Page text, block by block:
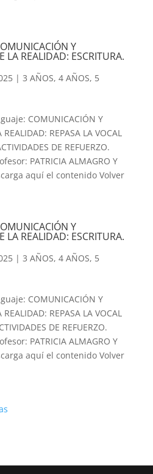
Y
LA REALIDAD: ESCRITURA.
| 3 AÑOS, 4 AÑOS, 5
COMUNICACIÓN Y
REPASA LA VOCAL
DE REFUERZO.
PATRICIA ALMAGRO Y
aquí el contenido Volver
Y
LA REALIDAD: ESCRITURA.
| 3 AÑOS, 4 AÑOS, 5
COMUNICACIÓN Y
REPASA LA VOCAL
DE REFUERZO.
PATRICIA ALMAGRO Y
aquí el contenido Volver